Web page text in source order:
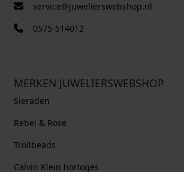
service@juwelierswebshop.nl
0575-514012
MERKEN JUWELIERSWEBSHOP
Sieraden
Rebel & Rose
Trollbeads
Calvin Klein horloges